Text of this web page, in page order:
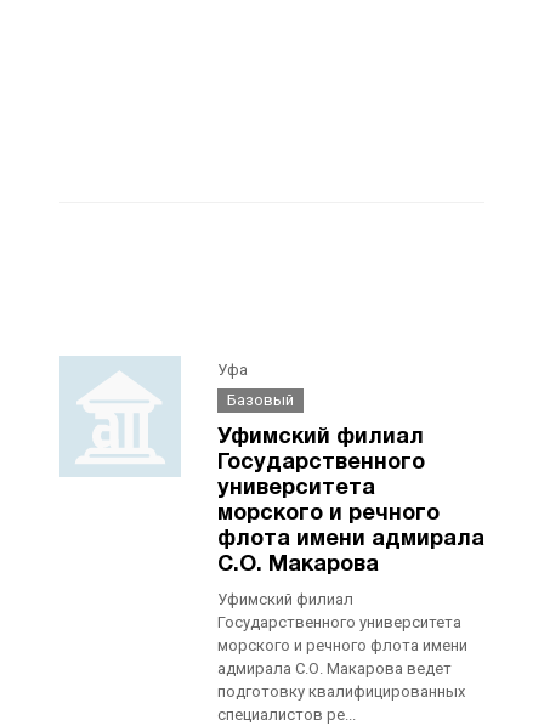
Уфа
Базовый
Уфимский филиал
Государственного
университета
морского и речного
флота имени адмирала
С.О. Макарова
Уфимский филиал
Государственного университета
морского и речного флота имени
адмирала С.О. Макарова ведет
подготовку квалифицированных
специалистов ре...